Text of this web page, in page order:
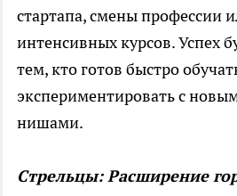
стартапа, смены профессии
интенсивных курсов. Успех
тем, кто готов быстро
экспериментировать с
нишами.
Стрельцы: Расширение